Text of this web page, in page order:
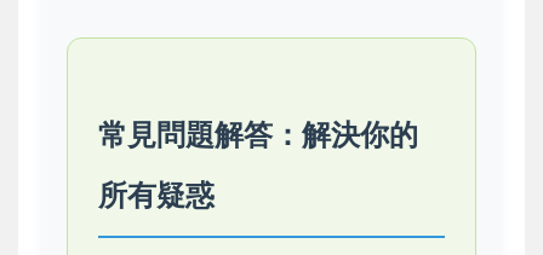
常見問題解答：解決你的
所有疑惑